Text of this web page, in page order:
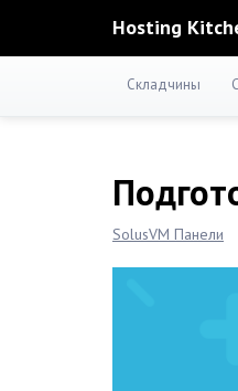
Hosting
Складчины
SolusVM Панели